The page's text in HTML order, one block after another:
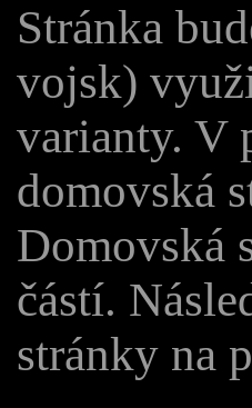
Stránka
vojsk)
varianty. V
domovská
Domovská
částí.
stránky na